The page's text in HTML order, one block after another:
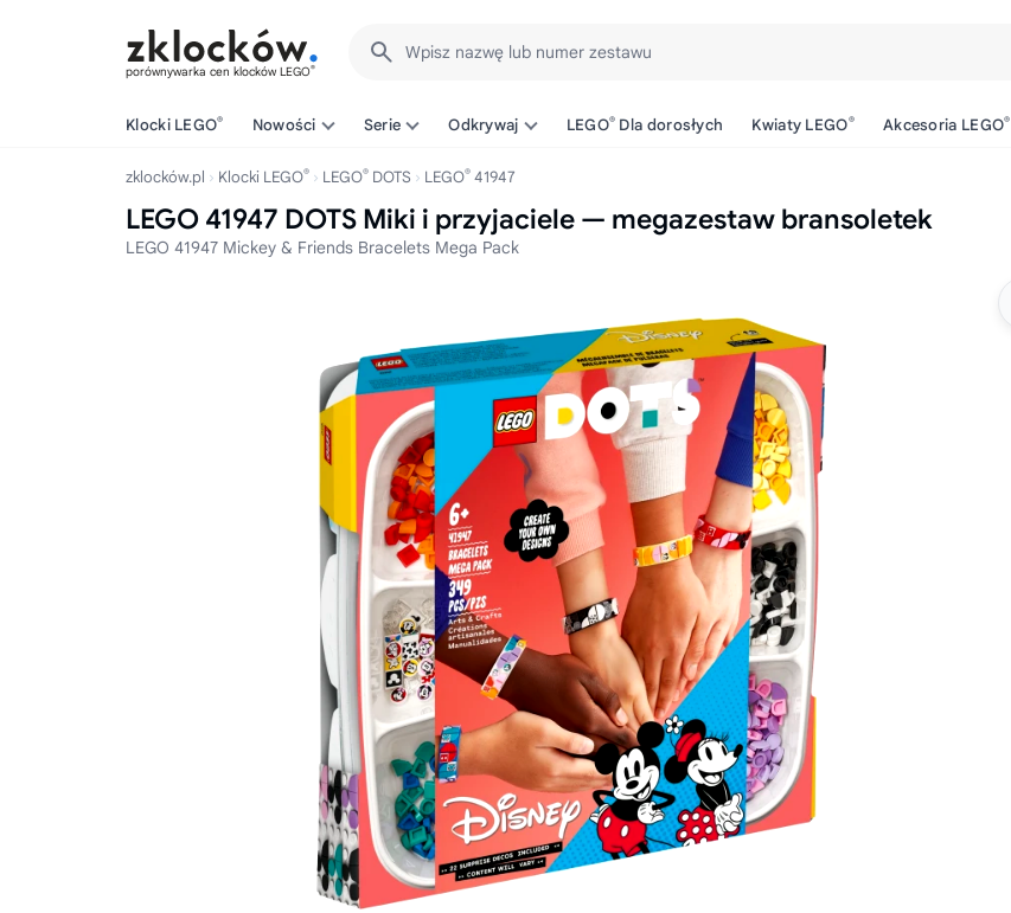
porównywarka cen klocków LEGO®
Wpisz nazwę lub numer zestawu
Klocki LEGO® Nowości Serie Odkrywaj LEGO® Dla dorosłych Kwiaty LEGO® Akcesoria LEGO®
zklocków.pl Klocki LEGO® LEGO® DOTS LEGO® 41947
LEGO 41947 DOTS Miki i przyjaciele — megazestaw bransoletek
LEGO 41947 Mickey & Friends Bracelets Mega Pack